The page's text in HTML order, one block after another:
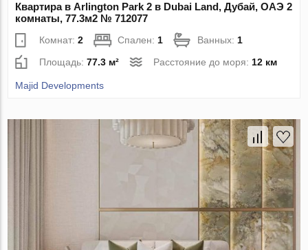
Квартира в Arlington Park 2 в Dubai Land, Дубай, ОАЭ 2
комнаты, 77.3м2 № 712077
Комнат:2 Спален: 1 Ванных: 1
Площадь:77.3 м² Расстояние до моря: 12 км
Majid Developments